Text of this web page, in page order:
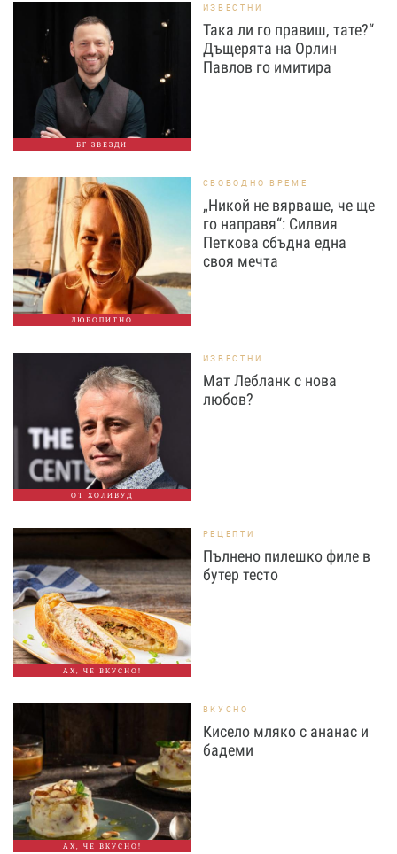
БГ ЗВЕЗДИ
ИЗВЕСТНИ
Така ли го правиш, тате?“
Дъщерята на Орлин
Павлов го имитира
ЛЮБОПИТНО
СВОБОДНО ВРЕМЕ
„Никой не вярваше, че ще
го направя“: Силвия
Петкова сбъдна една
своя мечта
ОТ ХОЛИВУД
ИЗВЕСТНИ
Мат Лебланк с нова
любов?
АХ, ЧЕ ВКУСНО!
РЕЦЕПТИ
Пълнено пилешко филе в
бутер тесто
АХ, ЧЕ ВКУСНО!
ВКУСНО
Кисело мляко с ананас и
бадеми